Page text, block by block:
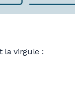
la virgule :